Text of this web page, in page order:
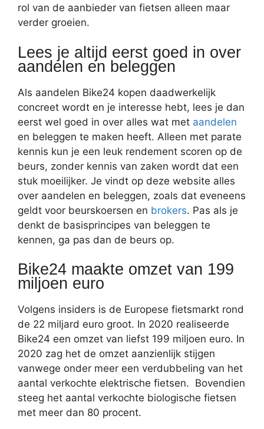
rol van de aanbieder van fietsen alleen maar
verder groeien.
Lees je altijd eerst goed in over
aandelen en beleggen
Als aandelen Bike24 kopen daadwerkelijk
concreet wordt en je interesse hebt, lees je dan
eerst wel goed in over alles wat met aandelen
en beleggen te maken heeft. Alleen met parate
kennis kun je een leuk rendement scoren op de
beurs, zonder kennis van zaken wordt dat een
stuk moeilijker. Je vindt op deze website alles
over aandelen en beleggen, zoals dat eveneens
geldt voor beurskoersen en brokers. Pas als je
denkt de basisprincipes van beleggen te
kennen, ga pas dan de beurs op.
Bike24 maakte omzet van 199
miljoen euro
Volgens insiders is de Europese fietsmarkt rond
de 22 miljard euro groot. In 2020 realiseerde
Bike24 een omzet van liefst 199 miljoen euro. In
2020 zag het de omzet aanzienlijk stijgen
vanwege onder meer een verdubbeling van het
aantal verkochte elektrische fietsen. Bovendien
steeg het aantal verkochte biologische fietsen
met meer dan 80 procent.